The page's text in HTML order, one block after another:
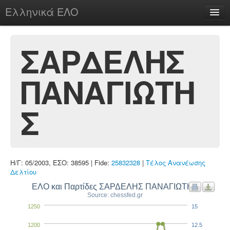
Ελληνικά ΕΛΟ
chesstu.be @ discord
Login
ΣΑΡΔΕΛΗΣ
ΠΑΝΑΓΙΩΤΗ
Σ
Η/Γ: 05/2003, ΕΣΟ: 38595 | Fide: 25832328 | Τέλος Ανανέωσης
Δελτίου
ΕΛΟ και Παρτίδες ΣΑΡΔΕΛΗΣ ΠΑΝΑΓΙΩΤΗΣ
Source: chessfed.gr
1200
1250
12.5
15